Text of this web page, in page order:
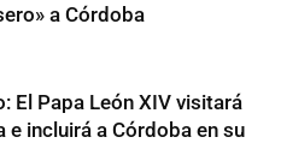
a Córdoba
El Papa León XIV visitará
e incluirá a Córdoba en su